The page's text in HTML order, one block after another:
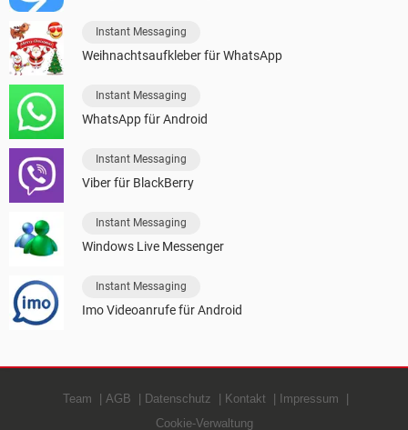
Instant Messaging
Weihnachtsaufkleber für WhatsApp
Instant Messaging
WhatsApp für Android
Instant Messaging
Viber für BlackBerry
Instant Messaging
Windows Live Messenger
Instant Messaging
Imo Videoanrufe für Android
Team AGB Datenschutz Kontakt
Impressum
Cookie-Verwaltung